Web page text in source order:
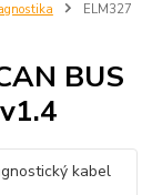
ELM327
BUS